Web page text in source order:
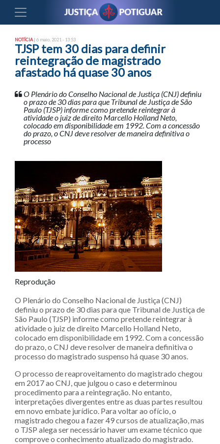
NOTÍCIA | 6 maio, 2021 - 13:53
TJSP tem 30 dias para definir
reintegração de magistrado
afastado há quase 30 anos
O Plenário do Conselho Nacional de Justiça (CNJ) definiu
o prazo de 30 dias para que Tribunal de Justiça de São
Paulo (TJSP) informe como pretende reintegrar à
atividade o juiz de direito Marcello Holland Neto,
colocado em disponibilidade em 1992. Com a concessão
do prazo, o CNJ deve resolver de maneira definitiva o
processo
Reprodução
O Plenário do Conselho Nacional de Justiça (CNJ)
definiu o prazo de 30 dias para que Tribunal de Justiça de
São Paulo (TJSP) informe como pretende reintegrar à
atividade o juiz de direito Marcello Holland Neto,
colocado em disponibilidade em 1992. Com a concessão
do prazo, o CNJ deve resolver de maneira definitiva o
processo do magistrado suspenso há quase 30 anos.
O processo de reaproveitamento do magistrado chegou
em 2017 ao CNJ, que julgou o caso e determinou
procedimento para a reintegração. No entanto,
interpretações divergentes entre as duas partes resultou
em novo embate jurídico. Para voltar ao ofício, o
magistrado chegou a fazer 49 cursos de atualização, mas
o TJSP alega ser necessário haver um exame técnico que
comprove o conhecimento atualizado do magistrado.